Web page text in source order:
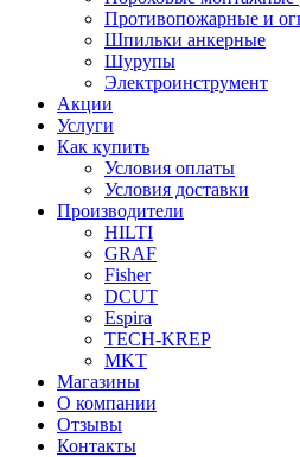
Противопожарные и
Шпильки анкерные
Шурупы
Электроинструмент
Акции
Услуги
Как купить
Условия оплаты
Условия доставки
Производители
HILTI
GRAF
Fisher
DCUT
Espira
TECH-KREP
MKT
Магазины
О компании
Отзывы
Контакты